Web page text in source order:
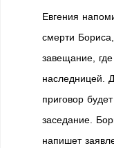
Евгения
смерти
завещание,
наследницей.
приговор
заседание.
напишет